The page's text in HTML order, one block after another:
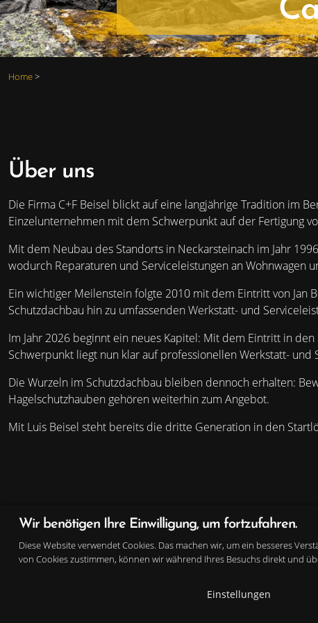
Home>
Über uns
Die Firma C+F Beisel blickt auf eine langjährige Tradition im
Einzelunternehmen mit dem Schwerpunkt auf der Fertigung
Mit dem Neubau des Standorts in Neckarsteinach im Jahr
wodurch Reparaturen und Serviceleistungen an
Ein wichtiger Meilenstein folgte 2010 mit dem Eintritt von Jan
Schutzdachbau hin zu umfassenden Werkstatt- und
Im Jahr 2026 beginnt ein neues Kapitel: Mit dem Eintritt in
Schwerpunkt liegt nun klar auf professionellen Werkstatt-
Die Wurzeln im Schutzdachbau bleiben dennoch erhalten:
Hagelschutzhauben gehören weiterhin zum Angebot.
Mit Luis Beisel steht bereits die dritte Generation in den
Kontakt
Wir benötigen Ihre Einwilligung, um fortzufahren.
Diese Website verwendet Cookies. Das machen wir, um ein besseres
von Cookies zustimmen, können wir während Ihres Besuchs direkt und
Einstellungen